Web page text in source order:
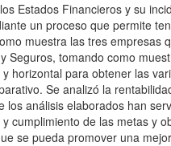
Estados Financieros y su
un proceso que permite
muestra las tres empresas
tomando como
horizontal para obtener las
Se analizó la
análisis elaborados han
cumplimiento de las metas y
se pueda promover una